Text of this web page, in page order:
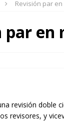
Revisión par
par en
revisión doble
revisores, y